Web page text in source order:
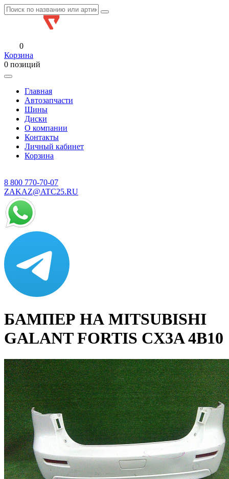
0
Корзина
0 позиций
Главная
Автозапчасти
Шины
Диски
О компании
Контакты
Личный кабинет
Корзина
8 800 770-70-07
ZAKAZ@ATC25.RU
БАМПЕР НА MITSUBISHI
GALANT FORTIS CX3A 4B10